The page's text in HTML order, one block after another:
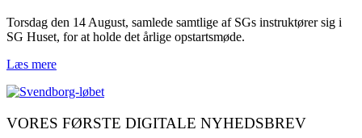
Torsdag den 14 August, samlede samtlige af SGs instruktører sig i
SG Huset, for at holde det årlige opstartsmøde.
Læs mere
VORES FØRSTE DIGITALE NYHEDSBREV